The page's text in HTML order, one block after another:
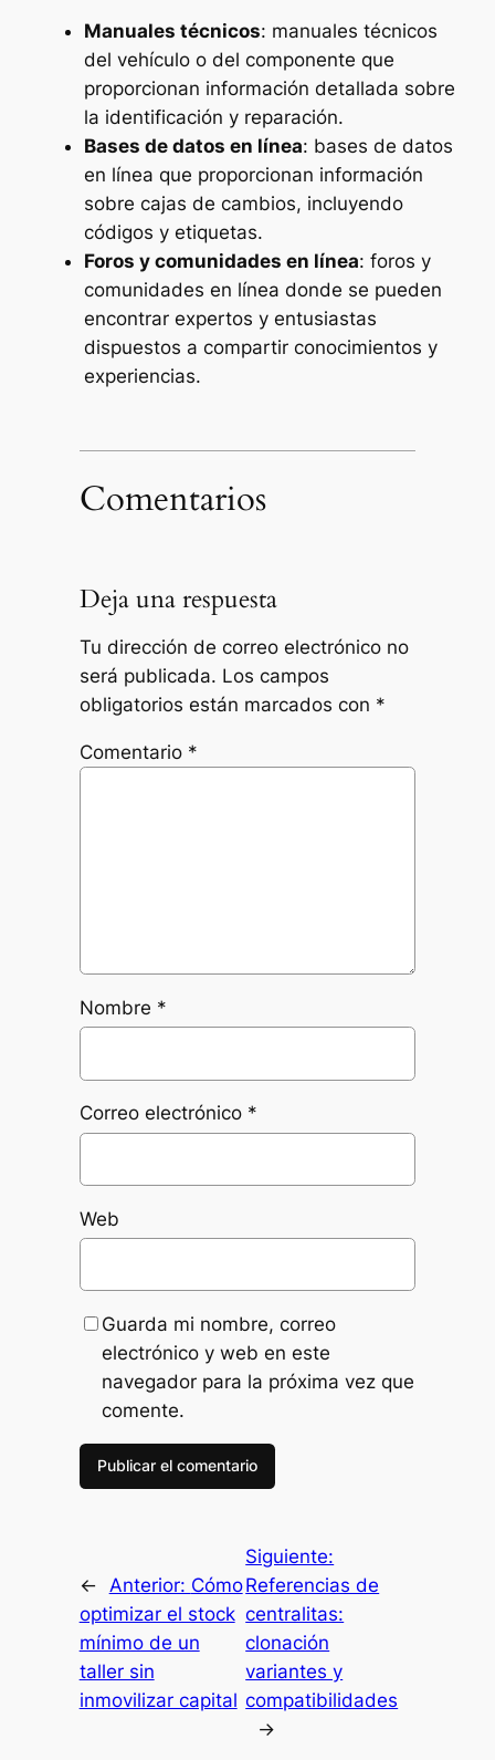
Manuales técnicos: manuales técnicos
del vehículo o del componente que
proporcionan información detallada sobre
la identificación y reparación.
Bases de datos en línea: bases de datos
en línea que proporcionan información
sobre cajas de cambios, incluyendo
códigos y etiquetas.
Foros y comunidades en línea: foros y
comunidades en línea donde se pueden
encontrar expertos y entusiastas
dispuestos a compartir conocimientos y
experiencias.
Comentarios
Deja una respuesta
Tu dirección de correo electrónico no
será publicada. Los campos
obligatorios están marcados con *
Comentario *
Nombre *
Correo electrónico *
Web
Guarda mi nombre, correo
electrónico y web en este
navegador para la próxima vez que
comente.
← Anterior: Cómo
optimizar el stock
mínimo de un
taller sin
inmovilizar capital
Siguiente:
Referencias de
centralitas:
clonación
variantes y
compatibilidades
→